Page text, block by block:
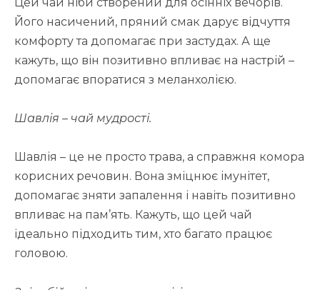
Його насичений, пряний смак дарує відчуття
комфорту та допомагає при застудах. А ще
кажуть, що він позитивно впливає на настрій –
допомагає впоратися з меланхолією.
Шавлія – чай мудрості.
Шавлія – це не просто трава, а справжня комора
корисних речовин. Вона зміцнює імунітет,
допомагає зняти запалення і навіть позитивно
впливає на пам’ять. Кажуть, що цей чай
ідеально підходить тим, хто багато працює
головою.